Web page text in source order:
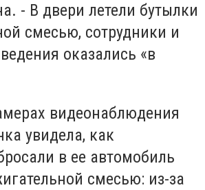
- В двери летели бутылки
смесью, сотрудники и
оказались «в
видеонаблюдения
увидела, как
в ее автомобиль
смесью: из-за